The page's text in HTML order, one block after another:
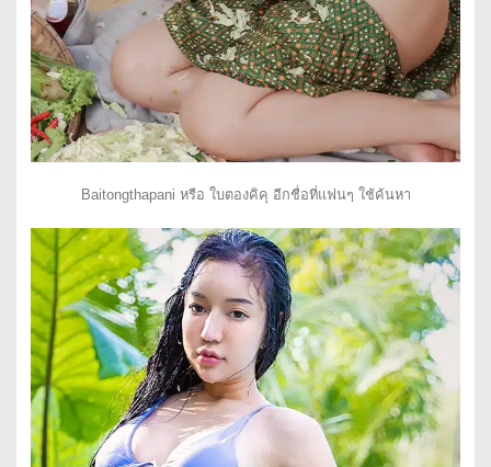
Baitongthapani หรือ ใบตองคิคุ อีกชื่อที่แฟนๆ ใช้ค้นหา